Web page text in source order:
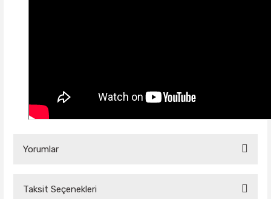
Yorumlar
Taksit Seçenekleri